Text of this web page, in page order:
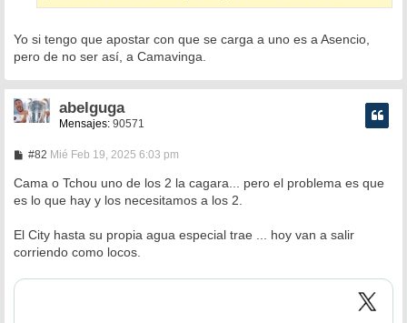
Yo si tengo que apostar con que se carga a uno es a Asencio,
pero de no ser así, a Camavinga.
abelguga
Mensajes: 90571
#82M
n
a
e
Mié Feb 19, 2025 6:03 pm
Cama o Tchou uno de los 2 la cagara... pero el problema es que
es lo que hay y los necesitamos a los 2.
El City hasta su propia agua especial trae ... hoy van a salir
corriendo como locos.